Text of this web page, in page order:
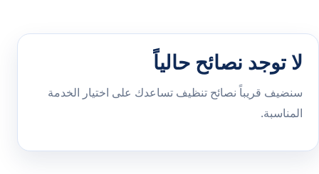
لا توجد نصائح حالياً
سنضيف قريباً نصائح تنظيف تساعدك على اختيار الخدمة
المناسبة.